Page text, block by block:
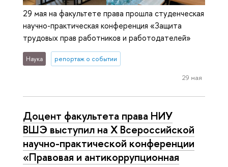
29 мая на факультете права прошла студенческая
научно-практическая конференция «Защита
трудовых прав работников и работодателей»
Наука репортаж о событии
29 мая
Доцент факультета права НИУ
ВШЭ выступил на Х Всероссийской
научно-практической конференции
«Правовая и антикоррупционная